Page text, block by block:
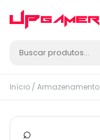
Início / Armazenamento
⌕